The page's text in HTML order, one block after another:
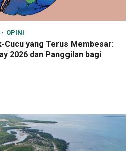
OPINI
Cucu yang Terus Membesar:
2026 dan Panggilan bagi